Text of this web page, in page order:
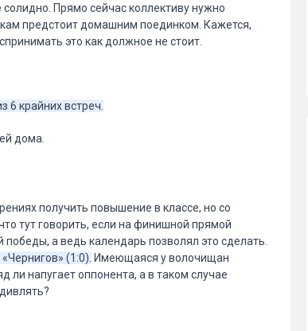
Прямо сейчас коллективу нужно
предстоит домашним поединком. Кажется,
это как должное не стоит.
6 крайних встреч.
дома.
получить повышение в классе, но со
тут говорить, если на финишной прямой
а ведь календарь позволял это сделать.
(1:0). Имеющаяся у волочищан
напугает оппонента, а в таком случае